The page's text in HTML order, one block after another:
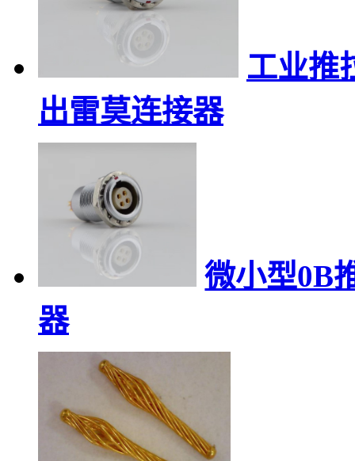
工业推
出雷莫连接器
微小型0B
器